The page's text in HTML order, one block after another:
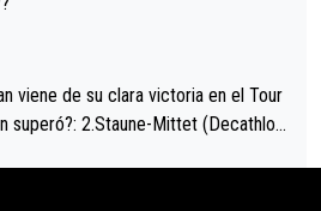
viene de su clara victoria en el Tour
superó?: 2.Staune-Mittet (Decathlon,